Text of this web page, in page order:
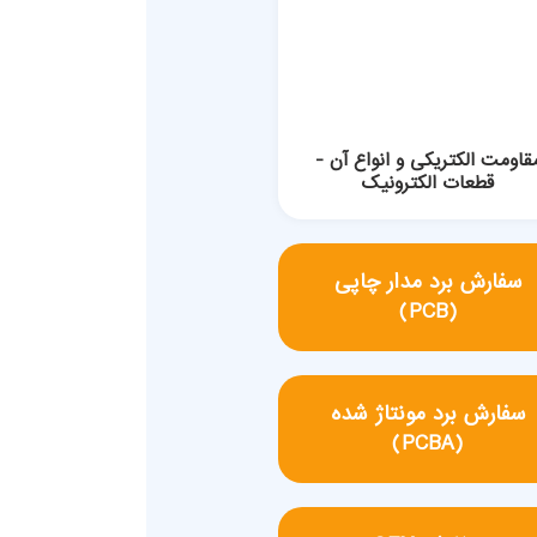
الکتریکی و انواع آن -
قطعات الکترونیک
سفارش برد مدار چاپی
(PCB)
سفارش برد مونتاژ شده
(PCBA)